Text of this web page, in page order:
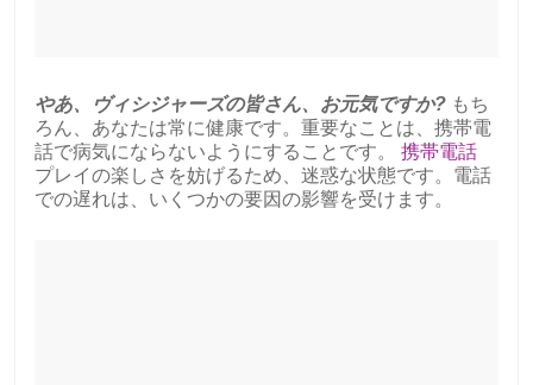
やあ、ヴィシジャーズの皆さん、お元気ですか? もち
ろん、あなたは常に健康です。重要なことは、携帯電
話で病気にならないようにすることです。 携帯電話
プレイの楽しさを妨げるため、迷惑な状態です。電話
での遅れは、いくつかの要因の影響を受けます。